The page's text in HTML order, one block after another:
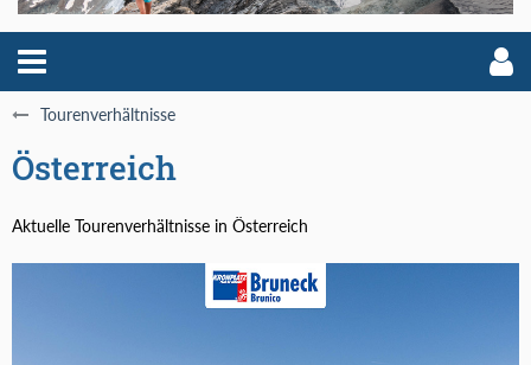
Tourenverhältnisse
Österreich
Aktuelle Tourenverhältnisse in Österreich